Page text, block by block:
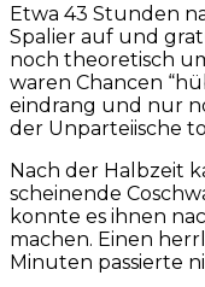
Etwa 43 Stunden
Spalier auf und
noch theoretisch
waren Chancen
eindrang und nur
der Unparteiische
Nach der Halbzeit
scheinende
konnte es ihnen
machen. Einen
Minuten passierte